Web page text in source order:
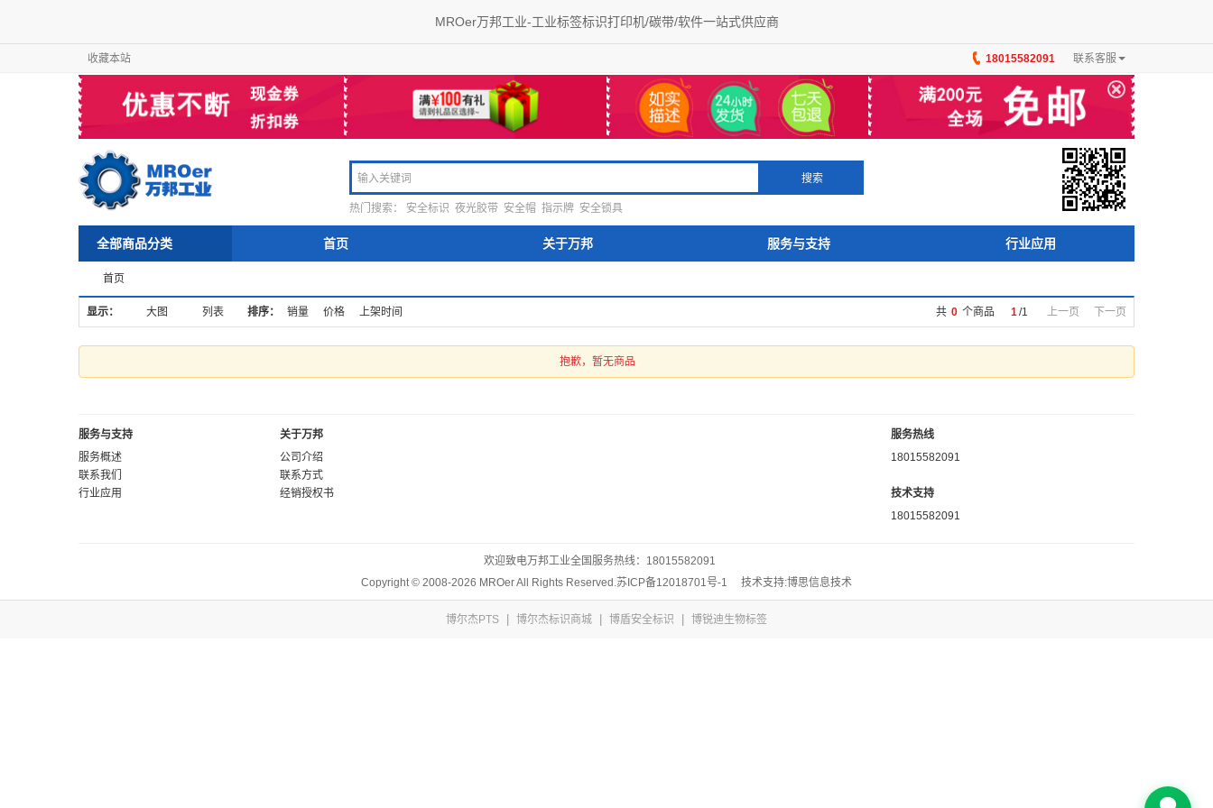
MROer万邦工业-工业标签标识打印机/碳带/软件一站式供应商
收藏本站 18015582091 联系客服
×
搜索
热门搜索： 安全标识 夜光胶带 安全帽 指示牌 安全锁具
全部商品分类 首页 关于万邦 服务与支持 行业应用
首页
显示： 大图 列表 排序： 销量 价格 上架时间 共 0 个商品 1 /1 上一页 下一页
抱歉，暂无商品
服务与支持
服务概述
联系我们
行业应用
关于万邦
公司介绍
联系方式
经销授权书
服务热线
18015582091
技术支持
18015582091
欢迎致电万邦工业全国服务热线： 18015582091
Copyright © 2008-2026 MROer All Rights Reserved. 苏ICP备12018701号-1 技术支持:博思信息技术
博尔杰PTS 博尔杰标识商城 博盾安全标识 博锐迪生物标签